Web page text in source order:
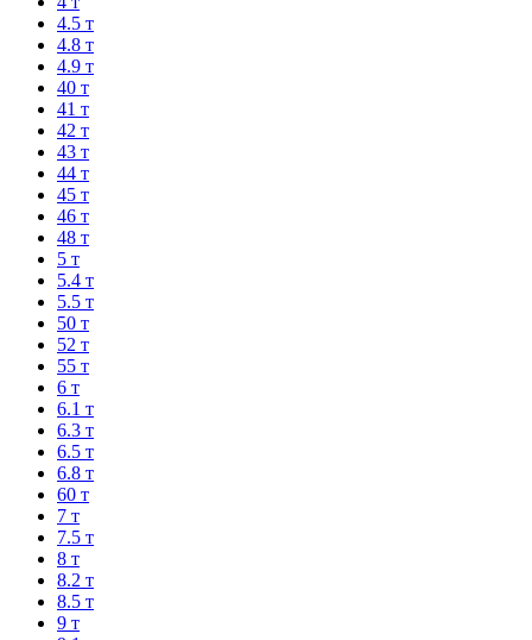
4.5 т
4.8 т
4.9 т
40 т
41 т
42 т
43 т
44 т
45 т
46 т
48 т
5 т
5.4 т
5.5 т
50 т
52 т
55 т
6 т
6.1 т
6.3 т
6.5 т
6.8 т
60 т
7 т
7.5 т
8 т
8.2 т
8.5 т
9 т